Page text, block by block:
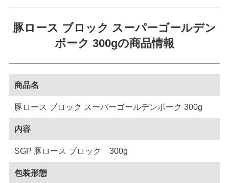
豚ロース ブロック スーパーゴールデン
ポーク 300gの商品情報
商品名
豚ロース ブロック スーパーゴールデンポーク 300g
内容
SGP 豚ロース ブロック 300g
包装形態